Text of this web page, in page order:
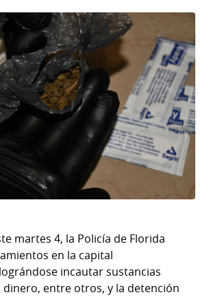
martes 4, la Policía de Florida
en la capital
incautar sustancias
dinero, entre otros, y la detención